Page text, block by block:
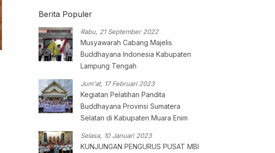
Berita Populer
Rabu, 21 September 2022
Musyawarah Cabang Majelis
Buddhayana Indonesia Kabupaten
Lampung Tengah
Jum'at, 17 Februari 2023
Kegiatan Pelatihan Pandita
Buddhayana Provinsi Sumatera
Selatan di Kabupaten Muara Enim
Selasa, 10 Januari 2023
KUNJUNGAN PENGURUS PUSAT MBI